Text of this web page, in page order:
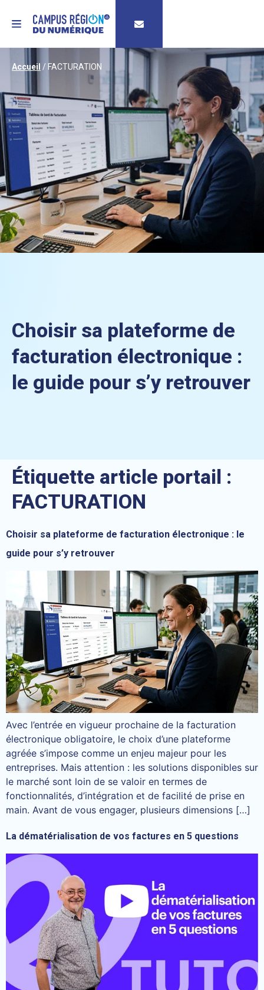
MENU
Accueil / FACTURATION
Choisir sa plateforme de
facturation électronique :
le guide pour s’y retrouver
Étiquette article portail :
FACTURATION
Choisir sa plateforme de facturation électronique : le
guide pour s’y retrouver
Avec l’entrée en vigueur prochaine de la facturation
électronique obligatoire, le choix d’une plateforme
agréée s’impose comme un enjeu majeur pour les
entreprises. Mais attention : les solutions disponibles sur
le marché sont loin de se valoir en termes de
fonctionnalités, d’intégration et de facilité de prise en
main. Avant de vous engager, plusieurs dimensions […]
La dématérialisation de vos factures en 5 questions